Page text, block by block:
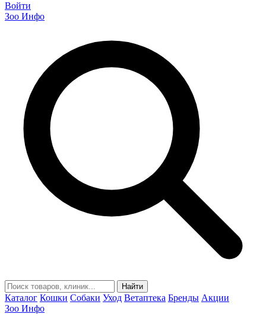
Войти
Зоо Инфо
Найти
Каталог Кошки Собаки Уход Ветаптека Бренды Акции
Зоо Инфо